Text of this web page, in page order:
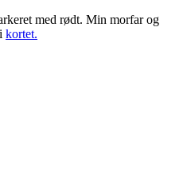
med rødt. Min morfar og
kortet.